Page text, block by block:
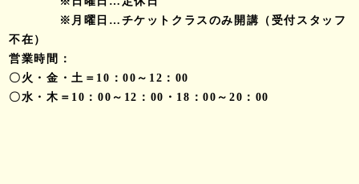
※月曜日…チケットクラスのみ開講（受付スタッフ
不在）
営業時間：
〇火・金・土＝10：00～12：00
〇水・木＝10：00～12：00・18：00～20：00